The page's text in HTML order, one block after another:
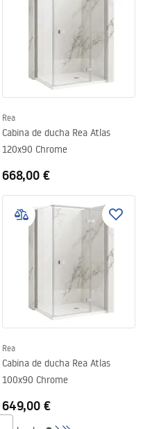
Rea
Cabina de ducha Rea Atlas
120x90 Chrome
668,00 €
Rea
Cabina de ducha Rea Atlas
100x90 Chrome
649,00 €